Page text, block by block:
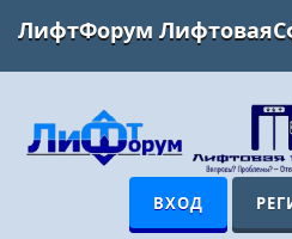
ЛифтФорум
ВХОД